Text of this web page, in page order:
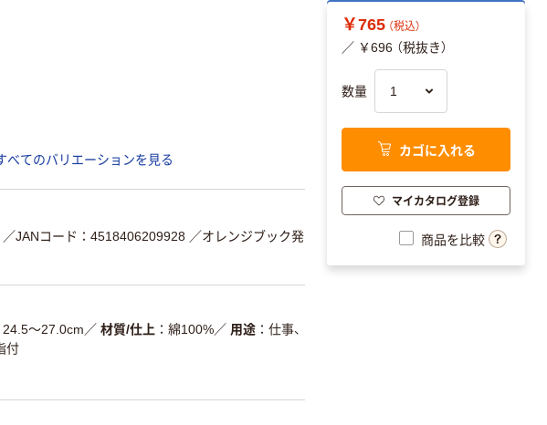
べてのバリエーションを見る
／JANコード：4518406209928 ／オレンジブック発
24.5～27.0cm ／ 材質/仕上 綿100%／ 用途
仕事、
付
￥765 （税込）
／ ￥696 （税抜き）
数量
カゴに入れる
マイカタログ登録
商品を比較